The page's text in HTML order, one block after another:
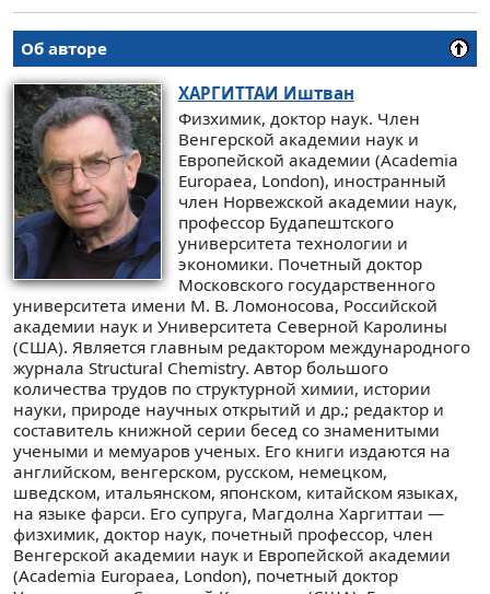
Об авторе
ХАРГИТТАИ Иштван
Физхимик, доктор наук. Член
Венгерской академии наук и
Европейской академии (Academia
Europaea, London), иностранный
член Норвежской академии наук,
профессор Будапештского
университета технологии и
экономики. Почетный доктор
Московского государственного
университета имени М. В. Ломоносова, Российской
академии наук и Университета Северной Каролины
(США). Является главным редактором международного
журнала Structural Chemistry. Автор большого
количества трудов по структурной химии, истории
науки, природе научных открытий и др.; редактор и
составитель книжной серии бесед со знаменитыми
учеными и мемуаров ученых. Его книги издаются на
английском, венгерском, русском, немецком,
шведском, итальянском, японском, китайском языках,
на языке фарси. Его супруга, Магдолна Харгиттаи —
физхимик, доктор наук, почетный профессор, член
Венгерской академии наук и Европейской академии
(Academia Europaea, London), почетный доктор